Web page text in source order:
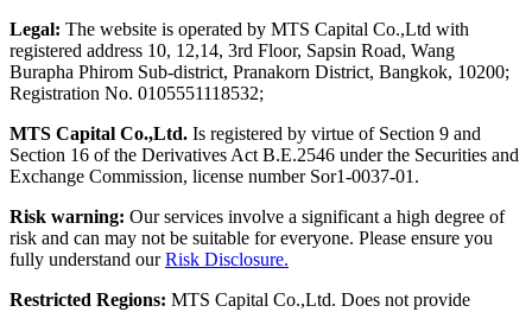
Legal: The website is operated by MTS Capital Co.,Ltd with
registered address 10, 12,14, 3rd Floor, Sapsin Road, Wang
Burapha Phirom Sub-district, Pranakorn District, Bangkok, 10200;
Registration No. 0105551118532;
MTS Capital Co.,Ltd. Is registered by virtue of Section 9 and
Section 16 of the Derivatives Act B.E.2546 under the Securities and
Exchange Commission, license number Sor1-0037-01.
Risk warning: Our services involve a significant a high degree of
risk and can may not be suitable for everyone. Please ensure you
fully understand ourRisk Disclosure.
Restricted Regions: MTS Capital Co.,Ltd. Does not provide